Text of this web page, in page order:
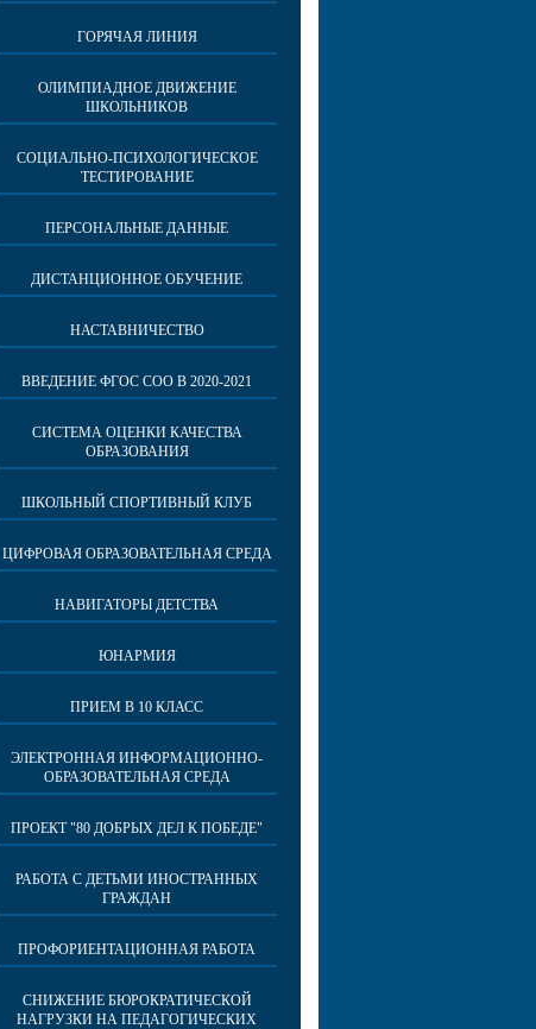
ГОРЯЧАЯ ЛИНИЯ
ОЛИМПИАДНОЕ ДВИЖЕНИЕ
ШКОЛЬНИКОВ
СОЦИАЛЬНО-ПСИХОЛОГИЧЕСКОЕ
ТЕСТИРОВАНИЕ
ПЕРСОНАЛЬНЫЕ ДАННЫЕ
ДИСТАНЦИОННОЕ ОБУЧЕНИЕ
НАСТАВНИЧЕСТВО
ВВЕДЕНИЕ ФГОС СОО В 2020-2021
СИСТЕМА ОЦЕНКИ КАЧЕСТВА
ОБРАЗОВАНИЯ
ШКОЛЬНЫЙ СПОРТИВНЫЙ КЛУБ
ЦИФРОВАЯ ОБРАЗОВАТЕЛЬНАЯ СРЕДА
НАВИГАТОРЫ ДЕТСТВА
ЮНАРМИЯ
ПРИЕМ В 10 КЛАСС
ЭЛЕКТРОННАЯ ИНФОРМАЦИОННО-
ОБРАЗОВАТЕЛЬНАЯ СРЕДА
ПРОЕКТ "80 ДОБРЫХ ДЕЛ К ПОБЕДЕ"
РАБОТА С ДЕТЬМИ ИНОСТРАННЫХ
ГРАЖДАН
ПРОФОРИЕНТАЦИОННАЯ РАБОТА
СНИЖЕНИЕ БЮРОКРАТИЧЕСКОЙ
НАГРУЗКИ НА ПЕДАГОГИЧЕСКИХ